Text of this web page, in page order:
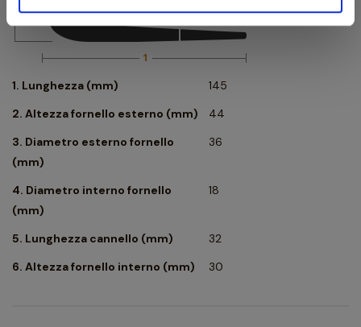
1. Lunghezza (mm)
145
2. Altezza fornello esterno (mm)
44
3. Diametro esterno fornello
(mm)
36
4. Diametro interno fornello
(mm)
18
5. Lunghezza cannello (mm)
32
6. Altezza fornello interno (mm)
30